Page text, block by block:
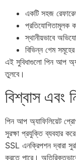
একটি সহজ
প্রতিযোগিতামূলক
স্থানীয়ভাবে
বিভিন্ন গেম
এই সুবিধাগুলো পিন আপ
তুলবে।
বিশ্বাস এবং
পিন আপ অ্যাফিলিয়েট
সুরক্ষা প্রযুক্তি ব্যবহার
SSL এনক্রিপশন দ্বারা
করতে পারে।